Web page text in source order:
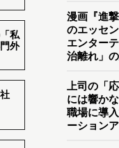
私
外
漫画『進
のエッセ
エンター
治離れ」
上司の「
には響か
職場に導
ーション